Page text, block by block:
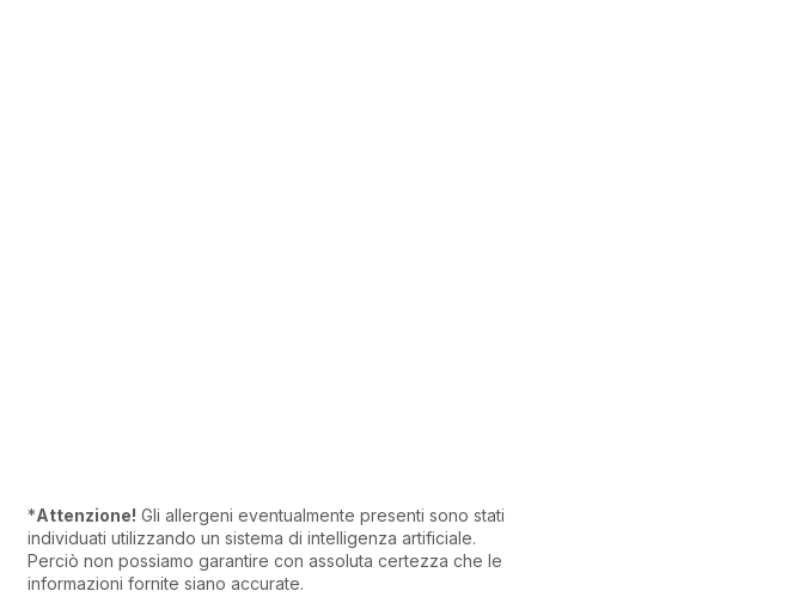
*Attenzione! Gli allergeni eventualmente presenti sono stati
individuati utilizzando un sistema di intelligenza artificiale.
Perciò non possiamo garantire con assoluta certezza che le
informazioni fornite siano accurate.